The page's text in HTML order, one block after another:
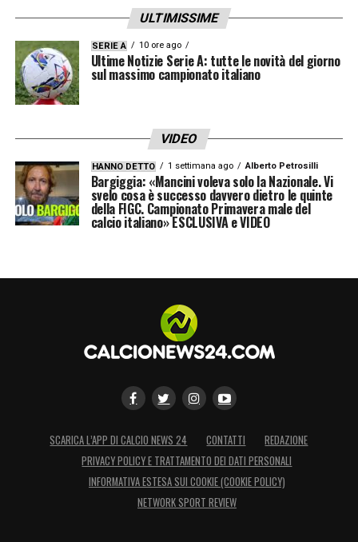
ULTIMISSIME
SERIE A 10 ore ago
Ultime Notizie Serie A: tutte le novità del giorno
sul massimo campionato italiano
VIDEO
HANNO DETTO 1 settimana ago Alberto Petrosilli
Bargiggia: «Mancini voleva solo la Nazionale. Vi
svelo cosa è successo davvero dietro le quinte
della FIGC. Campionato Primavera male del
calcio italiano» ESCLUSIVA e VIDEO
SCARICA L’APP DI CALCIO NEWS 24 CONTATTI
REDAZIONE
PRIVACY POLICY E TRATTAMENTO DEI DATI PERSONALI
INFORMATIVA ESTESA SUI COOKIE (COOKIE POLICY)
NETWORK SPORT REVIEW